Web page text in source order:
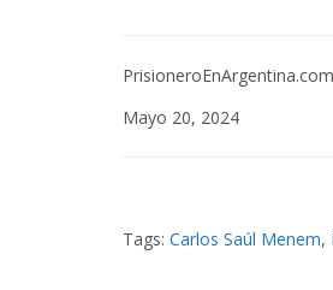
PrisioneroEnArgentina.com
Mayo 20, 2024
Tags: Carlos Saúl Menem,